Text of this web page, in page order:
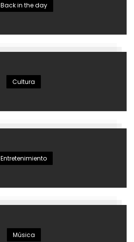
Back in the day
Cultura
Entretenimiento
Música